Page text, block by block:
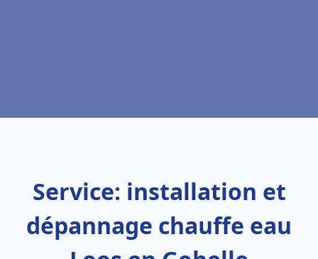
Service: installation et
dépannage chauffe eau